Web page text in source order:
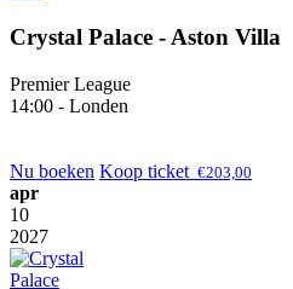
Crystal Palace - Aston Villa
Premier League
14:00 - Londen
Nu boeken Koop ticket €203,00
apr
10
2027